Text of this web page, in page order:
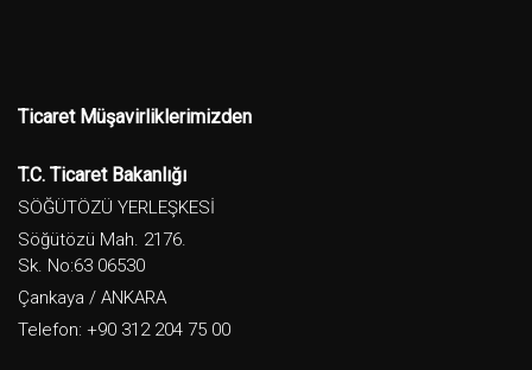
Ticaret Müşavirliklerimizden
T.C. Ticaret Bakanlığı
SÖĞÜTÖZÜ YERLEŞKESİ
Söğütözü Mah. 2176.
Sk. No:63 06530
Çankaya / ANKARA
Telefon: +90 312 204 75 00